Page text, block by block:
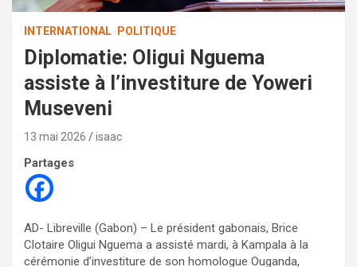
INTERNATIONAL POLITIQUE
Diplomatie: Oligui Nguema
assiste à l’investiture de Yoweri
Museveni
13 mai 2026 isaac
Partages
AD- Libreville (Gabon) – Le président gabonais, Brice
Clotaire Oligui Nguema a assisté mardi, à Kampala à la
cérémonie d’investiture de son homologue Ouganda,